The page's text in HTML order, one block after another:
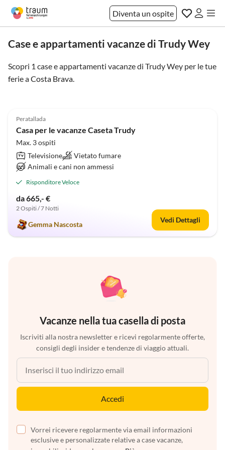
Diventa un ospite
Case e appartamenti vacanze di Trudy Wey
Scopri 1 case e appartamenti vacanze di Trudy Wey per le tue
ferie aCosta Brava.
Peratallada
Casa per le vacanze Caseta Trudy
Max. 3 ospiti
Televisione
Vietato fumare
Animali e cani non ammessi
Risponditore Veloce
da 665,- €
2 Ospiti / 7 Notti
Gemma Nascosta
Vedi Dettagli
Vacanze nella tua casella di posta
Iscriviti alla nostra newsletter e ricevi regolarmente offerte,
consigli degli insider e tendenze di viaggio attuali.
Accedi
Vorrei ricevere regolarmente via email informazioni
esclusive e personalizzate relative a case vacanze,